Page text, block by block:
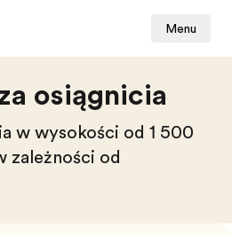
Menu
osiągnięcia
w wysokości od 1 500
zależności od